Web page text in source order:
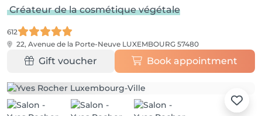
Créateur de la cosmétique végétale
612
22, Avenue de la Porte-Neuve LUXEMBOURG 57480
Gift voucher Book appointment